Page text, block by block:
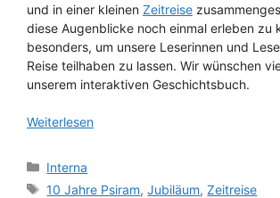
und in einer kleinen Zeitreise
diese Augenblicke noch einmal erleben zu
besonders, um unsere Leserinnen und
Reise teilhaben zu lassen. Wir wünschen
unserem interaktiven Geschichtsbuch.
Weiterlesen
Kategorien
Interna
Schlagwörter
10 Jahre Psiram,Jubiläum,Zeitreise